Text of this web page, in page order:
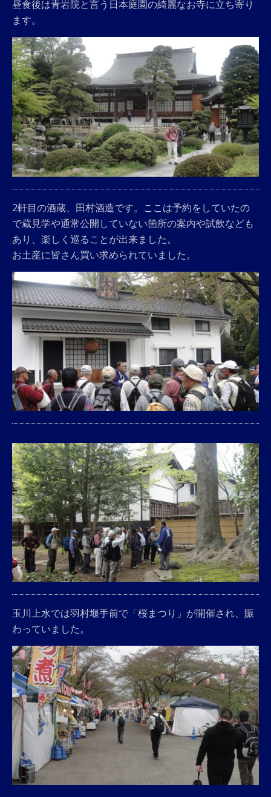
昼食後は青岩院と言う日本庭園の綺麗なお寺に立ち寄り
ます。
2軒目の酒蔵、田村酒造です。ここは予約をしていたの
で蔵見学や通常公開していない箇所の案内や試飲なども
あり、楽しく巡ることが出来ました。
お土産に皆さん買い求められていました。
玉川上水では羽村堰手前で「桜まつり」が開催され、賑
わっていました。